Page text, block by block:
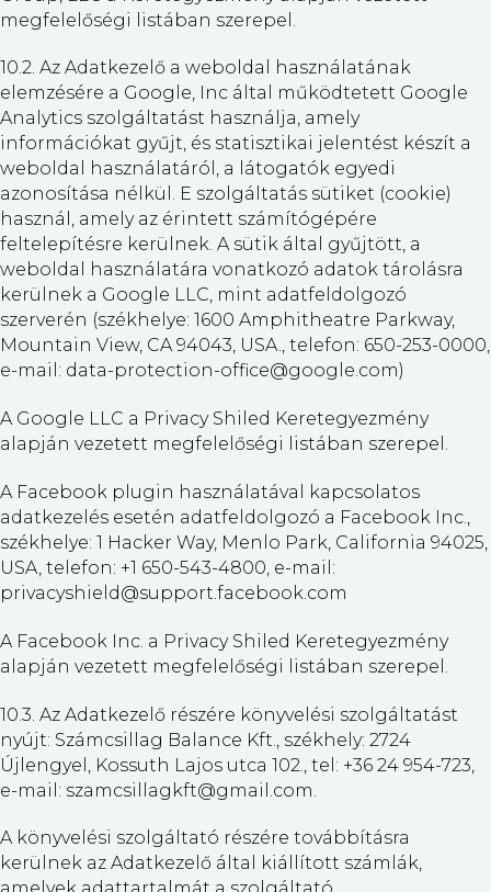
megfelelőségi listában szerepel.
10.2. Az Adatkezelő a weboldal használatának
elemzésére a Google, Inc által működtetett Google
Analytics szolgáltatást használja, amely
információkat gyűjt, és statisztikai jelentést készít a
weboldal használatáról, a látogatók egyedi
azonosítása nélkül. E szolgáltatás sütiket (cookie)
használ, amely az érintett számítógépére
feltelepítésre kerülnek. A sütik által gyűjtött, a
weboldal használatára vonatkozó adatok tárolásra
kerülnek a Google LLC, mint adatfeldolgozó
szerverén (székhelye: 1600 Amphitheatre Parkway,
Mountain View, CA 94043, USA., telefon: 650-253-0000,
e-mail: data-protection-office@google.com)
A Google LLC a Privacy Shiled Keretegyezmény
alapján vezetett megfelelőségi listában szerepel.
A Facebook plugin használatával kapcsolatos
adatkezelés esetén adatfeldolgozó a Facebook Inc.,
székhelye: 1 Hacker Way, Menlo Park, California 94025,
USA, telefon: +1 650-543-4800, e-mail:
privacyshield@support.facebook.com
A Facebook Inc. a Privacy Shiled Keretegyezmény
alapján vezetett megfelelőségi listában szerepel.
10.3. Az Adatkezelő részére könyvelési szolgáltatást
nyújt: Számcsillag Balance Kft., székhely: 2724
Újlengyel, Kossuth Lajos utca 102., tel: +36 24 954-723,
e-mail: szamcsillagkft@gmail.com.
A könyvelési szolgáltató részére továbbításra
kerülnek az Adatkezelő által kiállított számlák,